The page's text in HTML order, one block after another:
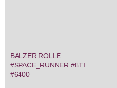
BALZER ROLLE
#SPACE_RUNNER #BTI
#6400